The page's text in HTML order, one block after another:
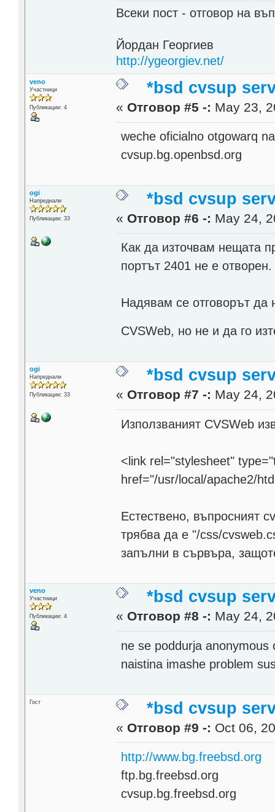
Всеки пост - отговор на
Йордан Георгиев
http://ygeorgiev.net/
veno
Участници
Публикации: 4
*bsd cvsup
« Отговор #5 -: May 23,
weche oficialno otgowarq
cvsup.bg.openbsd.org
ogi
Напреднали
Публикации: 33
*bsd cvsup
« Отговор #6 -: May 24,
Как да източвам нещата
портът 2401 не е отворен.
Надявам се отговорът да
CVSWeb, но не и да го
ogi
Напреднали
Публикации: 33
*bsd cvsup
« Отговор #7 -: May 24,
Използваният CVSWeb
<link rel="stylesheet"
href="/usr/local/apache2/
Естествено, въпросният
трябва да е "/css/
запълни в сървъра,
veno
Участници
Публикации: 4
*bsd cvsup
« Отговор #8 -: May 24,
ne se poddurja anonymous
naistina imashe problem
Гост *bsd cvsup
« Отговор #9 -: Oct 06,
http://www.bg.freebsd.org
ftp.bg.freebsd.org
cvsup.bg.freebsd.org